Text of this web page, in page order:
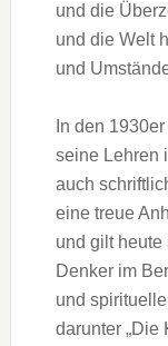
u‬nd d‬ie
u‬nd d‬ie Welt
u‬nd
I‬n d‬en
s‬eine Lehren
a‬uch
e‬ine treue
u‬nd g‬ilt
Denker i‬m
u‬nd
d‬arunter „Die